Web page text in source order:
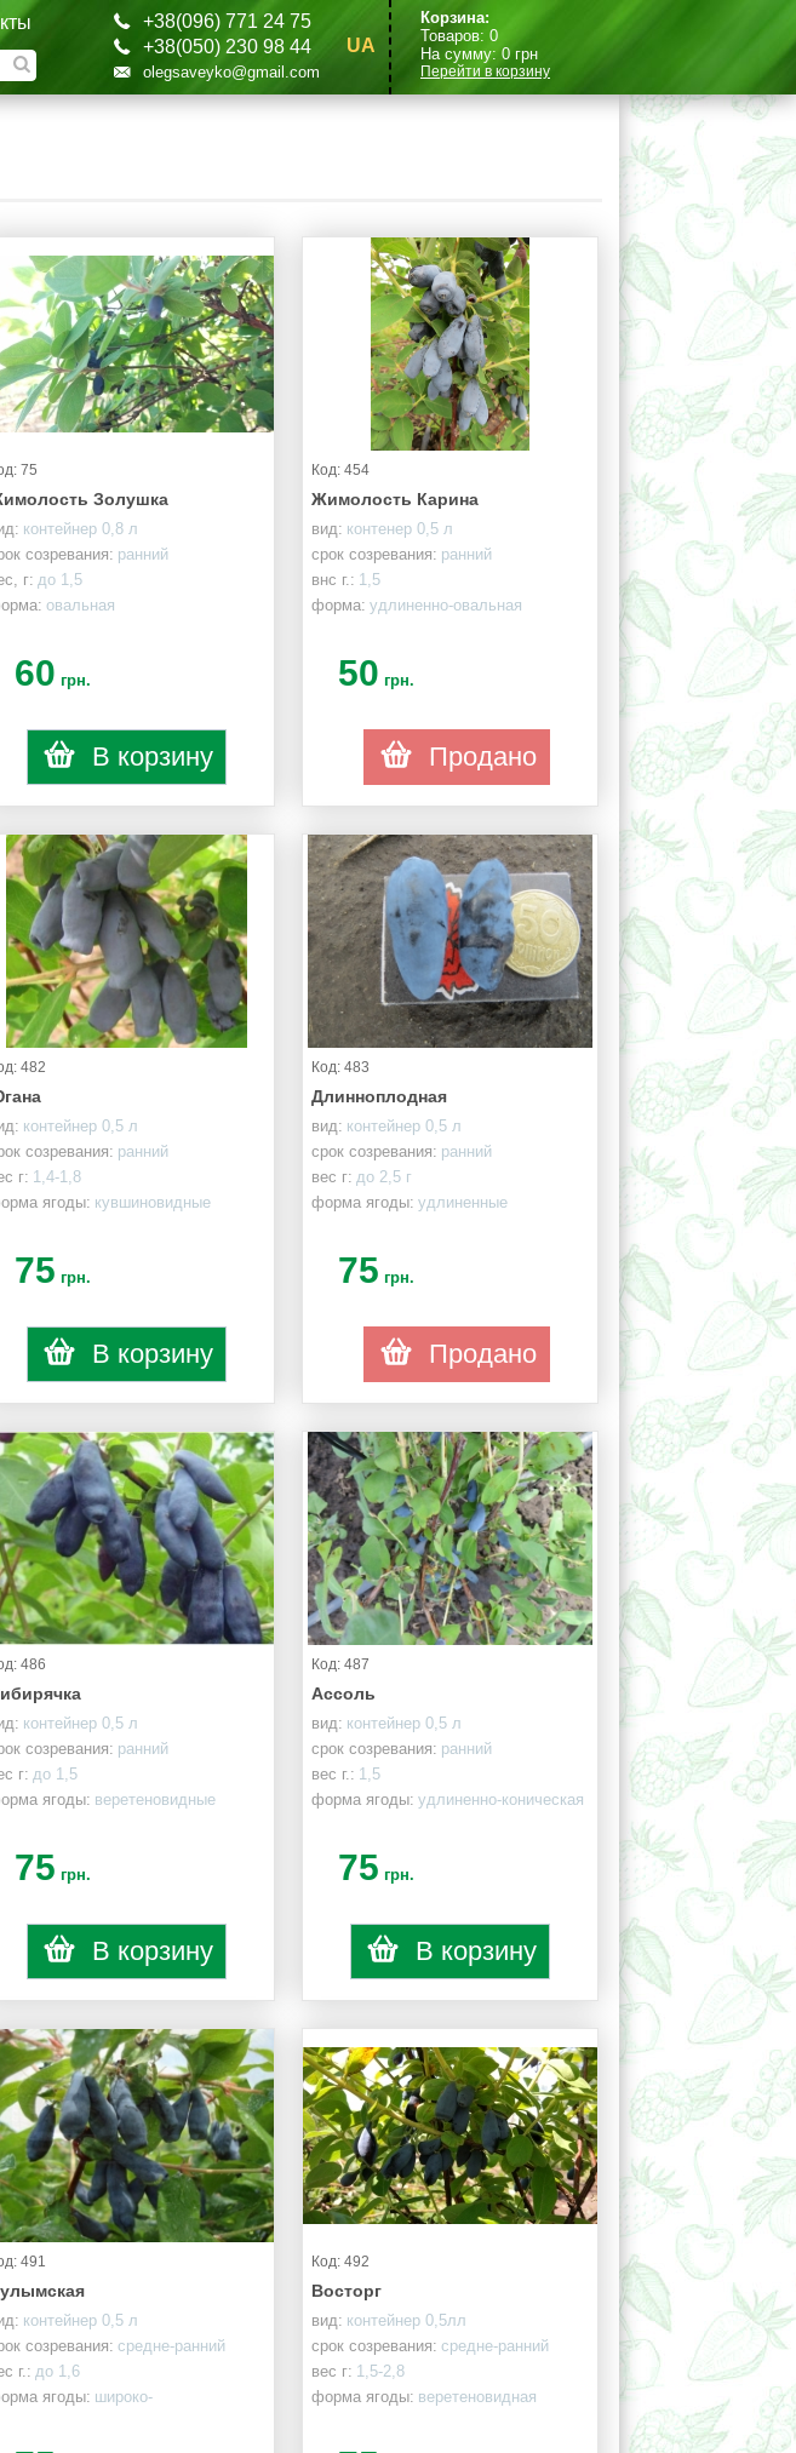
+38(096) 771 24 75
+38(050) 230 98 44
olegsaveyko@gmail.com
UA
Корзина:
Товаров: 0
На сумму: 0 грн
Перейти в корзину
75
Золушка
контейнер 0,8 л
созревания: ранний
г: до 1,5
овальная
60 грн.
В корзину
Код: 454
Жимолость Карина
вид: контенер 0,5 л
срок созревания: ранний
внс г.: 1,5
форма: удлиненно-овальная
50 грн.
Продано
482
контейнер 0,5 л
созревания: ранний
г: 1,4-1,8
ягоды: кувшиновидные
75 грн.
В корзину
Код: 483
Длинноплодная
вид: контейнер 0,5 л
срок созревания: ранний
вес г: до 2,5 г
форма ягоды: удлиненные
75 грн.
Продано
486
контейнер 0,5 л
созревания: ранний
г: до 1,5
ягоды: веретеновидные
75 грн.
В корзину
Код: 487
Ассоль
вид: контейнер 0,5 л
срок созревания: ранний
вес г.: 1,5
форма ягоды: удлиненно-коническая
75 грн.
В корзину
491
контейнер 0,5 л
созревания: средне-ранний
г.: до 1,6
ягоды: широко-
Код: 492
Восторг
вид: контейнер 0,5лл
срок созревания: средне-ранний
вес г: 1,5-2,8
форма ягоды: веретеновидная